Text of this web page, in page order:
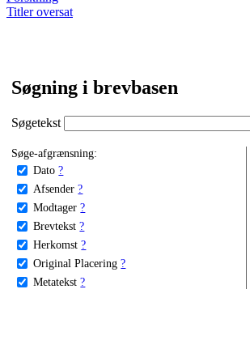
Titler oversat
Søgning i brevbasen
Søgetekst
Søge-afgrænsning:
Dato ?
Afsender ?
Modtager ?
Brevtekst ?
Herkomst ?
Original Placering ?
Metatekst ?